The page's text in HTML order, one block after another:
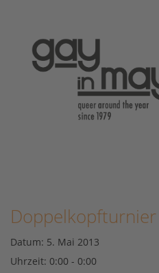
Doppelkopfturnier
Datum: 5. Mai 2013
Uhrzeit: 0:00 - 0:00